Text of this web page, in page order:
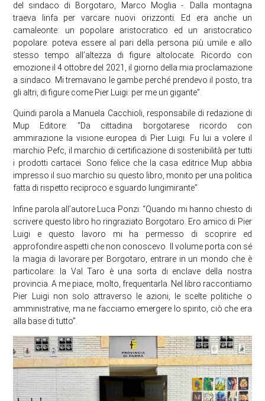
del sindaco di Borgotaro, Marco Moglia -. Dalla montagna
traeva linfa per varcare nuovi orizzonti. Ed era anche un
camaleonte: un popolare aristocratico ed un aristocratico
popolare: poteva essere al pari della persona più umile e allo
stesso tempo all’altezza di figure altolocate. Ricordo con
emozione il 4 ottobre del 2021, il giorno della mia proclamazione
a sindaco. Mi tremavano le gambe perché prendevo il posto, tra
gli altri, di figure come Pier Luigi: per me un gigante”.
Quindi parola a Manuela Cacchioli, responsabile di redazione di
Mup Editore: “Da cittadina borgotarese ricordo con
ammirazione la visione europea di Pier Luigi. Fu lui a volere il
marchio Pefc, il marchio di certificazione di sostenibilità per tutti
i prodotti cartacei. Sono felice che la casa editrice Mup abbia
impresso il suo marchio su questo libro, monito per una politica
fatta di rispetto reciproco e sguardo lungimirante”.
Infine parola all’autore Luca Ponzi: “Quando mi hanno chiesto di
scrivere questo libro ho ringraziato Borgotaro. Ero amico di Pier
Luigi e questo lavoro mi ha permesso di scoprire ed
approfondire aspetti che non conoscevo. Il volume porta con sé
la magia di lavorare per Borgotaro, entrare in un mondo che è
particolare: la Val Taro è una sorta di enclave della nostra
provincia. A me piace, molto, frequentarla. Nel libro raccontiamo
Pier Luigi non solo attraverso le azioni, le scelte politiche o
amministrative, ma ne facciamo emergere lo spirito, ciò che era
alla base di tutto”.